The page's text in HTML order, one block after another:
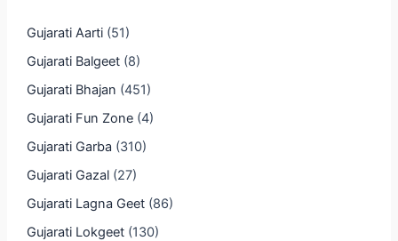
Gujarati Aarti(51)
Gujarati Balgeet(8)
Gujarati Bhajan (451)
Gujarati Fun Zone(4)
Gujarati Garba (310)
Gujarati Gazal(27)
Gujarati Lagna Geet(86)
Gujarati Lokgeet(130)